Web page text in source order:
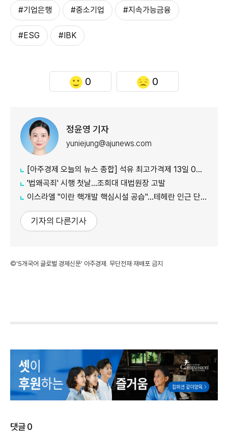
#기업은행 #중소기업 #지속가능금융
#ESG #IBK
0 0
정윤영 기자
yuniejung@ajunews.com
[아주경제 오늘의 뉴스 종합] 석유 최고가격제 13일 0시부터 시행...도매가 기준 휘발유 1724원·경유 1713원 外
'법왜곡죄' 시행 첫날…조희대 대법원장 고발
이스라엘 "이란 핵개발 핵심시설 공습"…테헤란 인근 단지 타격
기자의 다른기사
©'5개국어 글로벌 경제신문' 아주경제. 무단전재·재배포 금지
댓글0